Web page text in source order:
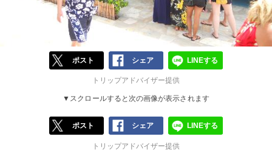
ポスト シェア LINEする
トリップアドバイザー提供
▼スクロールすると次の画像が表示されます
ポスト シェア LINEする
トリップアドバイザー提供